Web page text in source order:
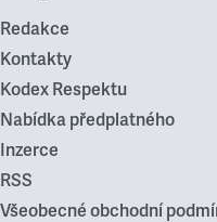
Redakce
Kontakty
Kodex Respektu
Nabídka předplatného
Inzerce
RSS
Všeobecné obchodní